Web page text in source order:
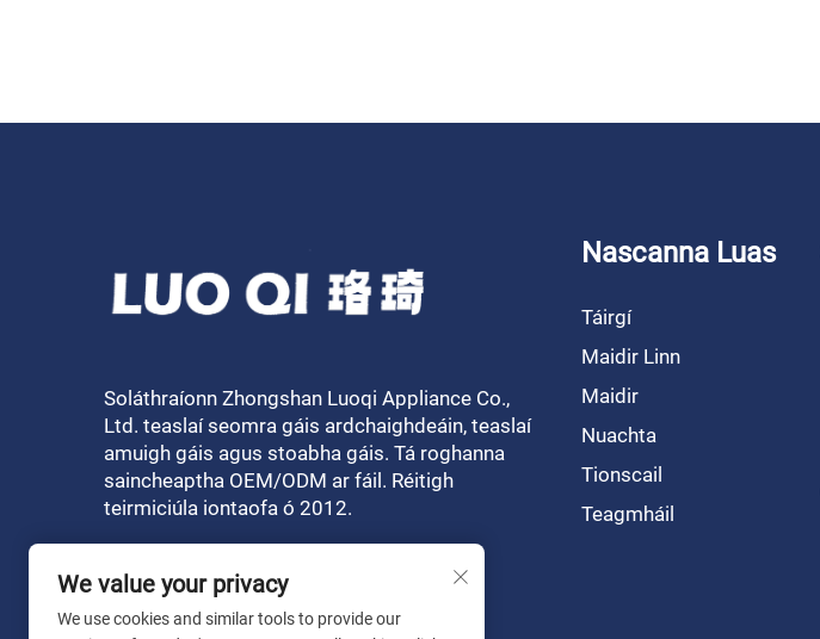
Soláthraíonn Zhongshan Luoqi Appliance Co.,
Ltd. teaslaí seomra gáis ardchaighdeáin, teaslaí
amuigh gáis agus stoabha gáis. Tá roghanna
saincheaptha OEM/ODM ar fáil. Réitigh
teirmiciúla iontaofa ó 2012.
Nascanna Luas
Táirgí
Maidir Linn
Maidir
Nuachta
Tionscail
Teagmháil
We value your privacy
We use cookies and similar tools to provide our